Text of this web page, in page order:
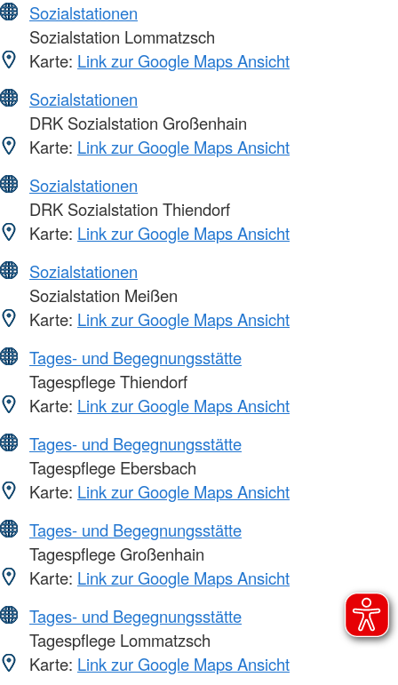
Sozialstationen
Sozialstation Lommatzsch
Karte: Link zur Google Maps Ansicht
Sozialstationen
DRK Sozialstation Großenhain
Karte: Link zur Google Maps Ansicht
Sozialstationen
DRK Sozialstation Thiendorf
Karte: Link zur Google Maps Ansicht
Sozialstationen
Sozialstation Meißen
Karte: Link zur Google Maps Ansicht
Tages- und Begegnungsstätte
Tagespflege Thiendorf
Karte: Link zur Google Maps Ansicht
Tages- und Begegnungsstätte
Tagespflege Ebersbach
Karte: Link zur Google Maps Ansicht
Tages- und Begegnungsstätte
Tagespflege Großenhain
Karte: Link zur Google Maps Ansicht
Tages- und Begegnungsstätte
Tagespflege Lommatzsch
Karte: Link zur Google Maps Ansicht